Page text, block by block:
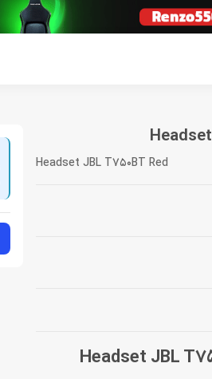
Headset JBL T750BT Red